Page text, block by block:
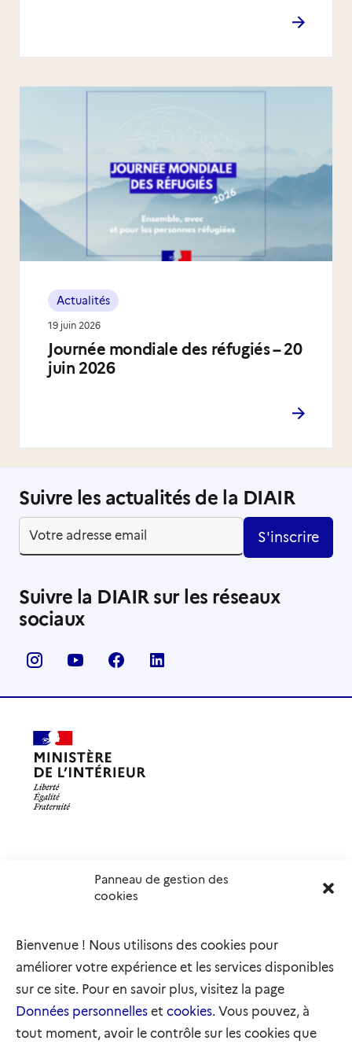
Panneau de gestion des
cookies
Bienvenue ! Nous utilisons des cookies pour
améliorer votre expérience et les services disponibles
sur ce site. Pour en savoir plus, visitez la page
Données personnelles et cookies. Vous pouvez, à
tout moment, avoir le contrôle sur les cookies que
Journée mondiale des réfugiés – 20
juin 2026
Actualités
19 juin 2026
Suivre les actualités de la DIAIR
S'inscrire
Suivre la DIAIR sur les réseaux
sociaux
Délégation interministérielle à l’accueil et à l’intégration
elysee.fr
info.gouv.fr
legifrance.gouv.fr
refugies.info
initiativemarianne.fr